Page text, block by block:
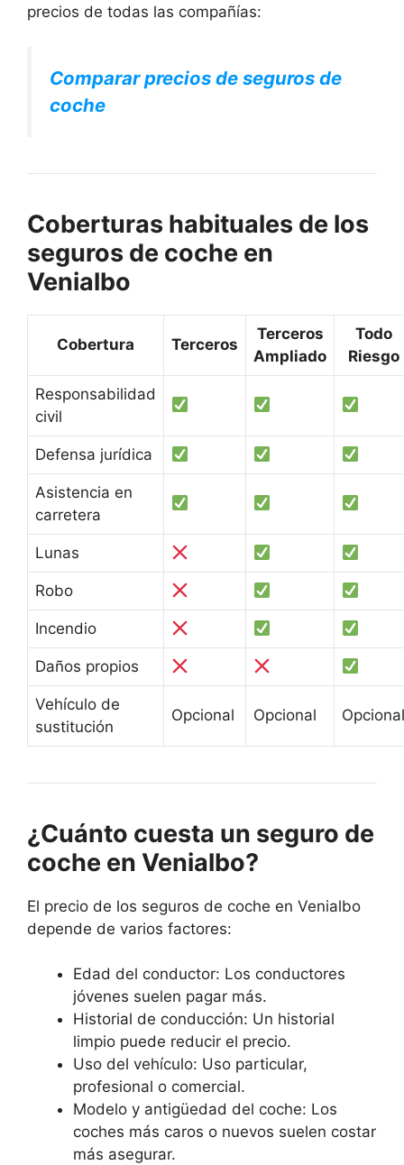
precios de todas las compañías:
Comparar precios de seguros de
coche
Coberturas habituales de los
seguros de coche en
Venialbo
Cobertura Terceros
Terceros
Ampliado
Todo
Riesgo
Responsabilidad
civil
Defensa jurídica
Asistencia en
carretera
Lunas
Robo
Incendio
Daños propios
Vehículo de
sustitución
Opcional Opcional Opcional
¿Cuánto cuesta un seguro de
coche en Venialbo?
El precio de los seguros de coche en Venialbo
depende de varios factores:
Edad del conductor: Los conductores
jóvenes suelen pagar más.
Historial de conducción: Un historial
limpio puede reducir el precio.
Uso del vehículo: Uso particular,
profesional o comercial.
Modelo y antigüedad del coche: Los
coches más caros o nuevos suelen costar
más asegurar.